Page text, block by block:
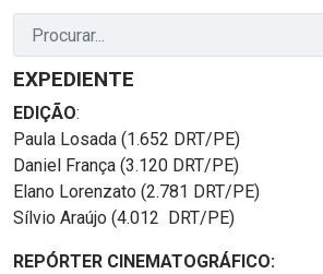
EXPEDIENTE
EDIÇÃO:
Paula Losada (1.652 DRT/PE)
Daniel França (3.120 DRT/PE)
Elano Lorenzato (2.781 DRT/PE)
Sílvio Araújo (4.012 DRT/PE)
REPÓRTER CINEMATOGRÁFICO: